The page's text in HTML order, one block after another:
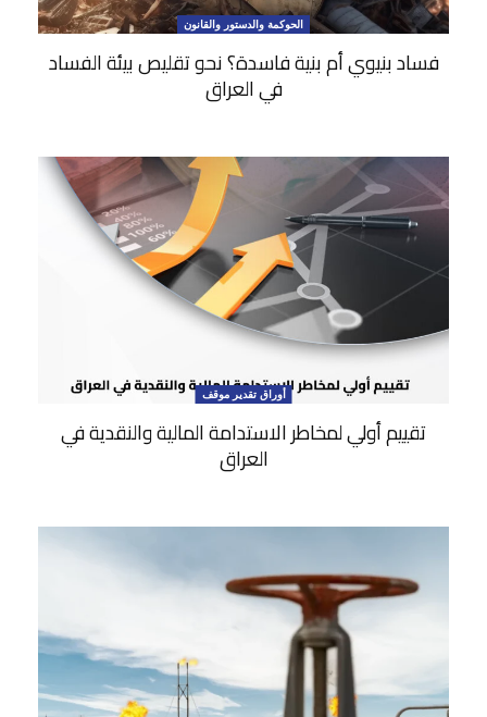
الحوكمة والدستور والقانون
فساد بنيوي أم بنية فاسدة؟ نحو تقليص بيئة الفساد
في العراق
أوراق تقدير موقف
تقييم أولي لمخاطر الاستدامة المالية والنقدية في
العراق